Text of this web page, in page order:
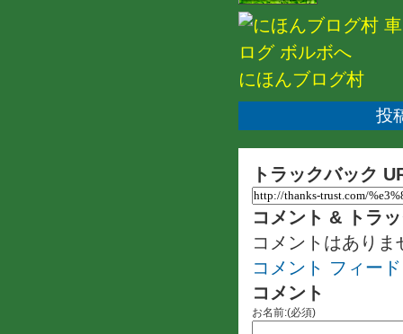
にほんブログ村
投
トラックバック
コメント & トラ
コメントはありま
コメント フィード
コメント
お名前:(必須)